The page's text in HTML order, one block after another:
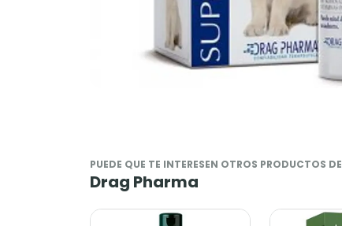
PUEDE QUE TE INTERESEN OTROS PRODUCTOS DE
Drag Pharma